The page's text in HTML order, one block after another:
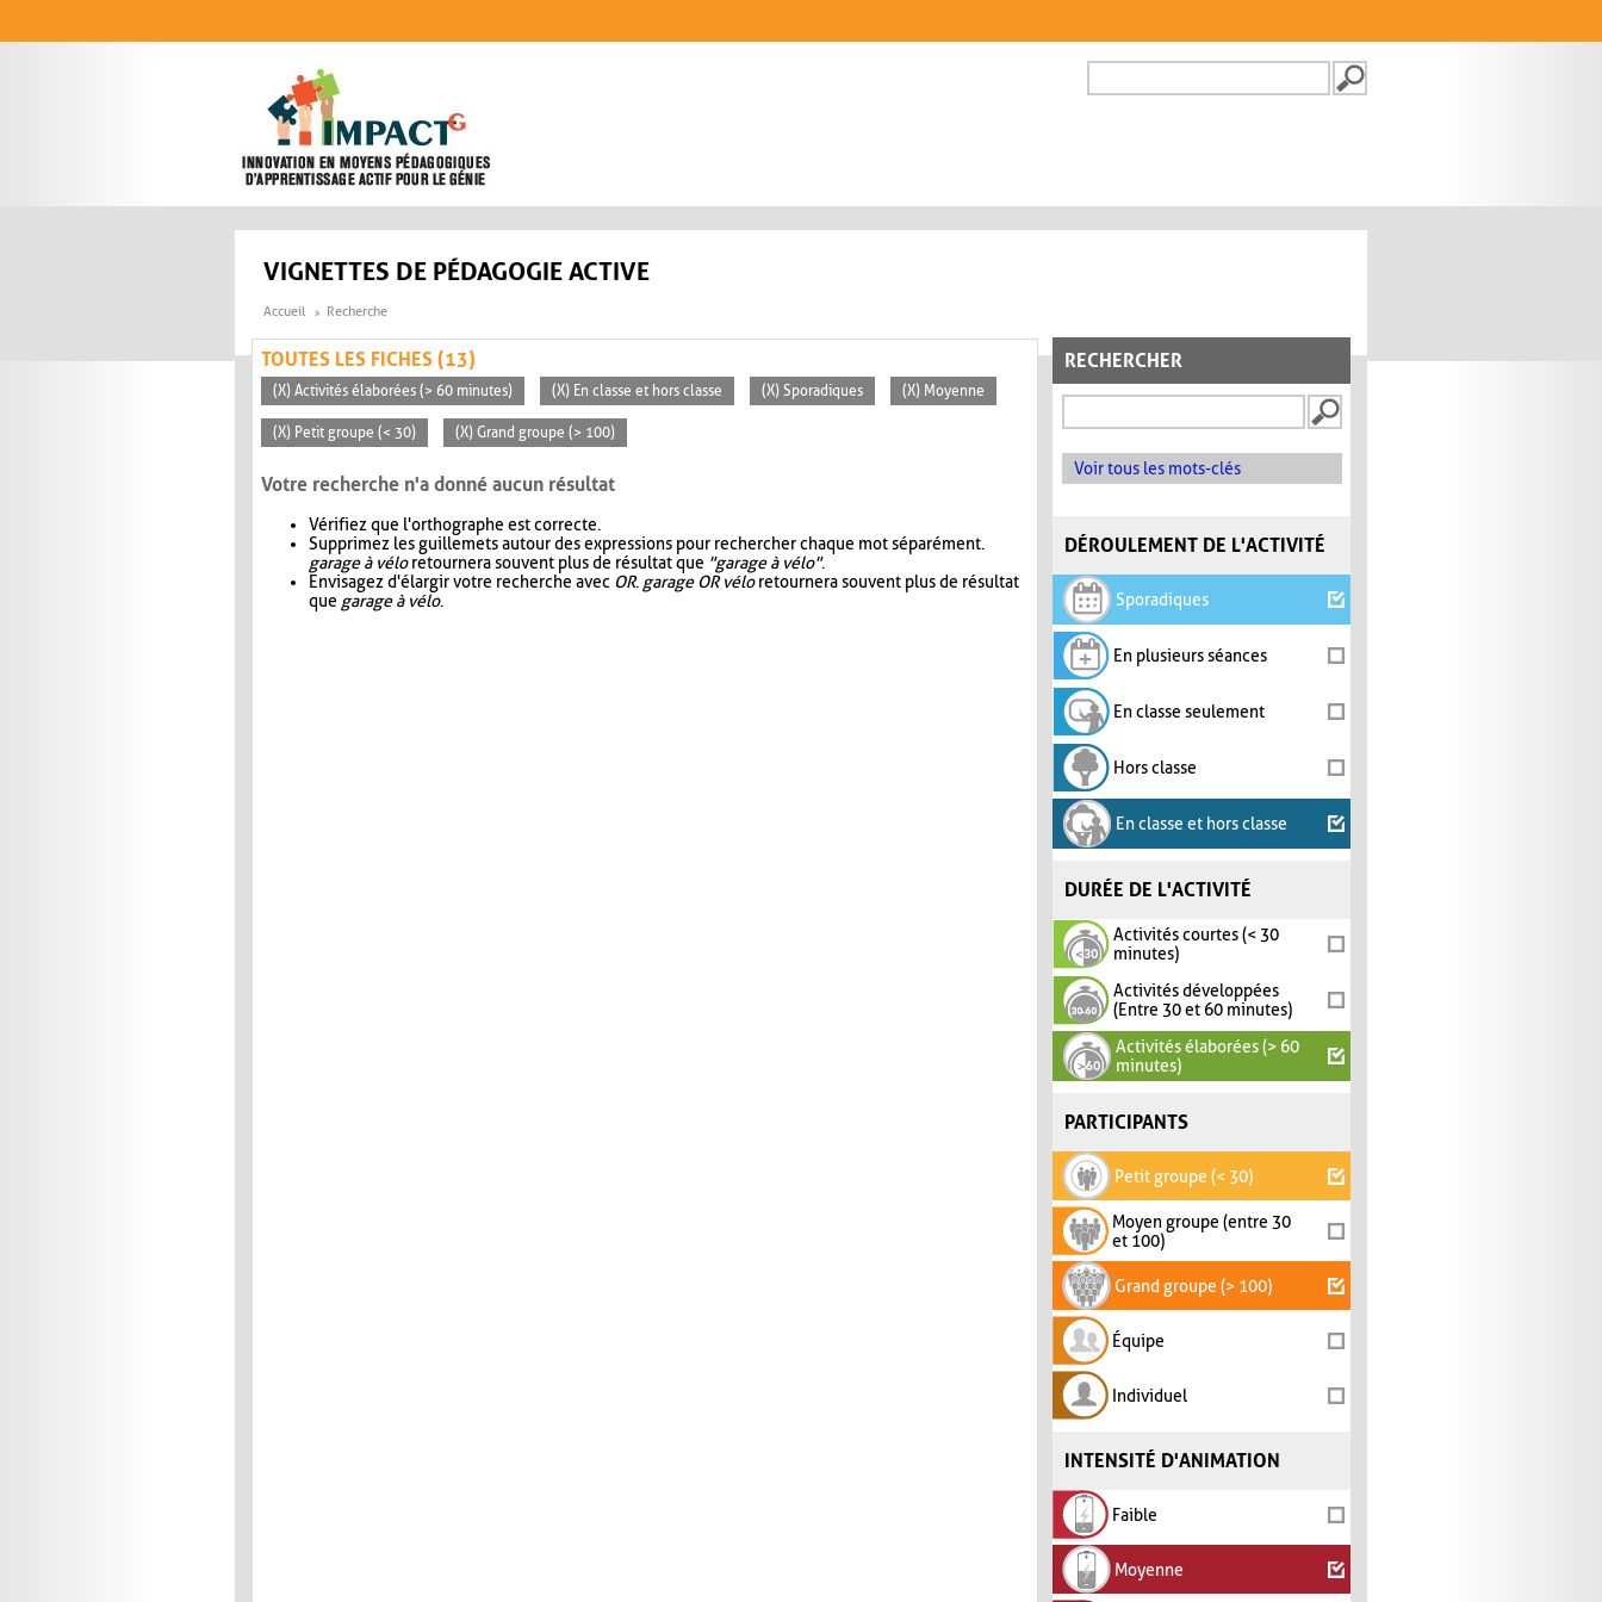
FORMULAIRE DE
VIGNETTES DE PÉDAGOGIE ACTIVE
Accueil Recherche
RECHERCHER
Voir tous les mots-clés
DÉROULEMENT DE L'ACTIVITÉ
Sporadiques
En plusieurs séances
En classe seulement
Hors classe
En classe et hors classe
DURÉE DE L'ACTIVITÉ
Activités courtes (< 30
minutes)
Activités développées
(Entre 30 et 60 minutes)
Activités élaborées (> 60
minutes)
PARTICIPANTS
Petit groupe (< 30)
Moyen groupe (entre 30
et 100)
Grand groupe (> 100)
Équipe
Individuel
INTENSITÉ D'ANIMATION
Faible
Moyenne
TOUTES LES FICHES (13)
(X) Activités élaborées (> 60 minutes) (X) En classe et hors classe (X) Sporadiques (X) Moyenne
(X) Petit groupe (< 30) (X) Grand groupe (> 100)
Votre recherche n'a donné aucun résultat
Vérifiez que l'orthographe est correcte.
Supprimez les guillemets autour des expressions pour rechercher chaque mot séparément.
garage à véloretournera souvent plus de résultat que "garage à vélo".
Envisagez d'élargir votre recherche avec OR. garage OR véloretournera souvent plus de résultat
que garage à vélo.